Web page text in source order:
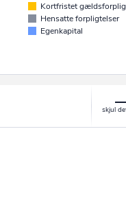
Kortfristet
Hensatte forpligtelser
Egenkapital